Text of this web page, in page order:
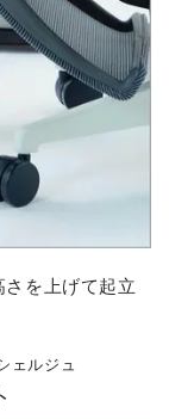
を上げて起立
ェルジュ